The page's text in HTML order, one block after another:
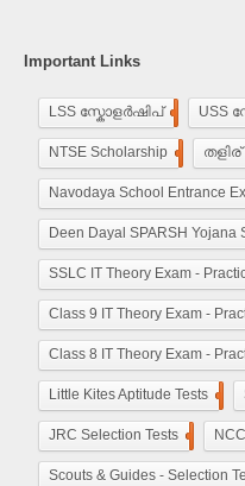
Important Links
LSS സ്കോളർഷിപ് 248USS
NTSE Scholarship 118
Navodaya School Entrance
De​en Dayal SPARSH Yojana​
SSLC IT Theory Exam -
Class 9 IT Theory Exam -
Class 8 IT Theory Exam -
Little Kites Aptitude Tests
JRC Selection Tests
Scouts & Guides - Selection